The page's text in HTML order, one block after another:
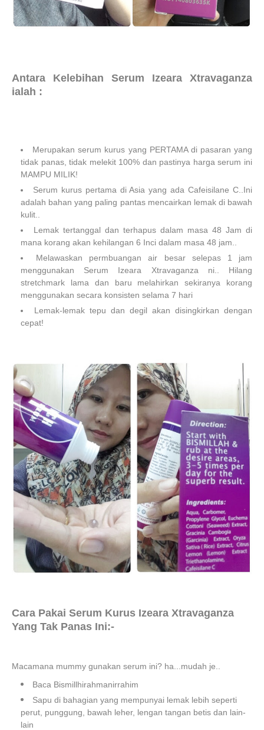
Antara Kelebihan Serum Izeara Xtravaganza
ialah :
Merupakan serum kurus yang PERTAMA di pasaran yang
tidak panas, tidak melekit 100% dan pastinya harga serum ini
MAMPU MILIK!
Serum kurus pertama di Asia yang ada Cafeisilane C..Ini
adalah bahan yang paling pantas mencairkan lemak di bawah
kulit..
Lemak tertanggal dan terhapus dalam masa 48 Jam di
mana korang akan kehilangan 6 Inci dalam masa 48 jam..
Melawaskan permbuangan air besar selepas 1 jam
menggunakan Serum Izeara Xtravaganza ni.. Hilang
stretchmark lama dan baru melahirkan sekiranya korang
menggunakan secara konsisten selama 7 hari
Lemak-lemak tepu dan degil akan disingkirkan dengan
cepat!
Cara Pakai Serum Kurus Izeara Xtravaganza
Yang Tak Panas Ini:-
Macamana mummy gunakan serum ini? ha...mudah je..
Baca Bismillhirahmanirrahim
Sapu di bahagian yang mempunyai lemak lebih seperti
perut, punggung, bawah leher, lengan tangan betis dan lain-
lain